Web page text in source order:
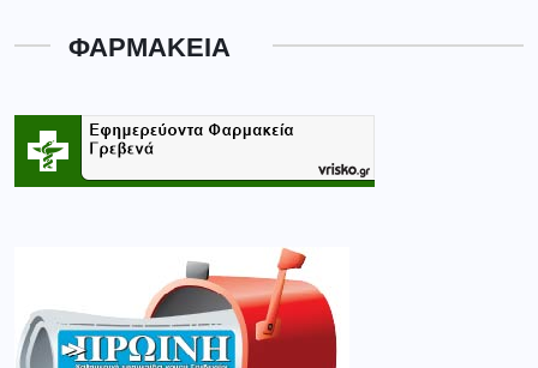
ΦΑΡΜΑΚΕΙΑ